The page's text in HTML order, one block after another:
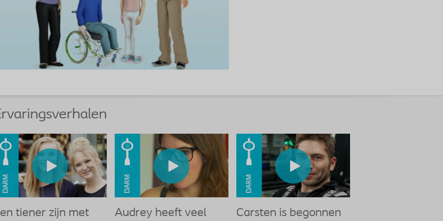
tiener zijn met Audrey heeft veel Carsten is begonnen